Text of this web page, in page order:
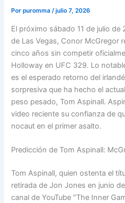
Porpuromma/julio 7, 2026
El próximo sábado 11 de julio de
de Las Vegas, Conor McGregor
cinco años sin competir
Holloway en UFC 329. Lo
es el esperado retorno del
sorpresiva que ha hecho el
peso pesado, Tom Aspinall.
video reciente su confianza de
nocaut en el primer asalto.
Predicción de Tom Aspinall:
Tom Aspinall, quien ostenta el
retirada de Jon Jones en junio
canal de YouTube "The Inner